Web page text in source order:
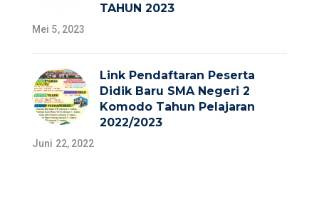
TAHUN 2023
Mei 5, 2023
Link Pendaftaran Peserta
Didik Baru SMA Negeri 2
Komodo Tahun Pelajaran
2022/2023
Juni 22, 2022